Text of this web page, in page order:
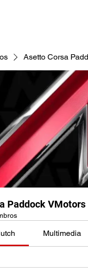
Asetto Corsa
Paddock VMotors
Multimedia